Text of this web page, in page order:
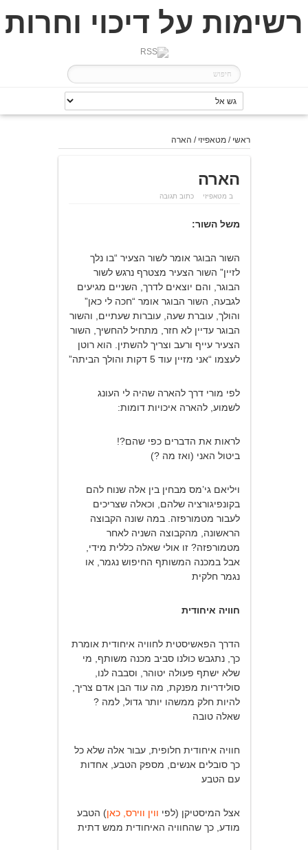
רשימות על דיכוי וחרות
ראשי /מטאפיזי / הארה
הארה
ב מטאפיזי כתוב תגובה
משל השור:
השור הבוגר אומר לשור הצעיר “בו נלך
לזיין” השור הצעיר מצטרף נרגש לשור
הבוגר, והם יוצאים לדרך, השניים מגיעים
לגבעה, השור הבוגר אומר “חכה לי כאן”
והולך, עוברת שעה, עוברות שעתיים, והשור
הבוגר עדיין לא חזר, מתחיל להחשיך, השור
הצעיר עייף ורעב וצריך להשתין. הוא רוטן
לעצמו “אני מזיין עוד 5 דקות והולך הביתה”
לפי מורי דרך להארה שהיה לי העונג
לשמוע, להארה איכויות דומות:
לראות את הדברים כפי שהם?!
ביטול האני (ואז מה ?)
ויליאם גי’מס מבחין בין אלה שנוח להם
בקונפיגורציה שלהם, וכאלה שצריכים
לעבור מטמורפזה. במה שונה הקבוצה
הראשונה, מהקבוצה השניה לאחר
מטמורפזה? זו אולי שאלה כללית מידי,
אבל במכנה המשותף החיפוש נגמר, או
נגמר חלקית
חוויה איחודית
הדרך הפאשיסטית לחוויה איחודית אומרת
כך, נתגבש כולנו סביב מכנה משותף, מי
שלא ישתף פעולה יטוהר, וסבבה לנו,
סולידריות מפנקת, מה עוד הבן אדם צריך,
להיות חלק ממשהו יותר גדול, למה ?
שאלה טובה
חוויה איחודית חלופית, עבור אלה שלא כל
כך סובלים אנשים, מספק הטבע, אחדות
עם הטבע
אצל המיסטיקן (לפי ווין ווירס, כאן) הטבע
מודע, כך שהחוויה האיחודית ממש דתית